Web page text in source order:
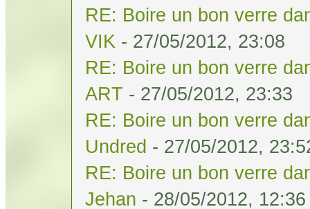
RE: Boire un bon verre
VIK - 27/05/2012, 23:08
RE: Boire un bon verre
ART - 27/05/2012, 23:33
RE: Boire un bon verre
Undred - 27/05/2012,
RE: Boire un bon verre
Jehan - 28/05/2012, 12:36